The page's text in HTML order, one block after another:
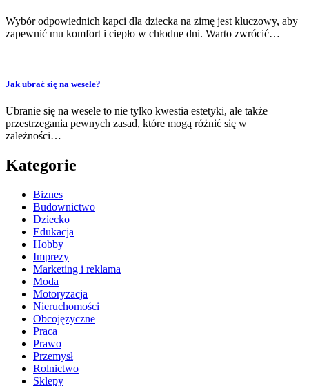
Wybór odpowiednich kapci dla dziecka na zimę jest kluczowy, aby
zapewnić mu komfort i ciepło w chłodne dni. Warto zwrócić…
Jak ubrać się na wesele?
Ubranie się na wesele to nie tylko kwestia estetyki, ale także
przestrzegania pewnych zasad, które mogą różnić się w
zależności…
Kategorie
Biznes
Budownictwo
Dziecko
Edukacja
Hobby
Imprezy
Marketing i reklama
Moda
Motoryzacja
Nieruchomości
Obcojęzyczne
Praca
Prawo
Przemysł
Rolnictwo
Sklepy